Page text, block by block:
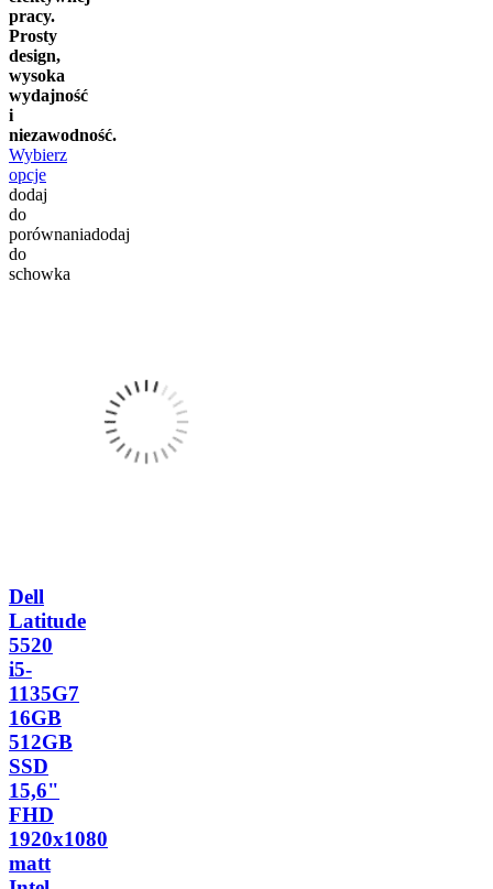
pracy.
Prosty
design,
wysoka
wydajność
i
niezawodność.
Wybierz
opcje
dodaj
do
porównaniadodaj
do
schowka
Dell
Latitude
5520
i5-
1135G7
16GB
512GB
SSD
15,6"
FHD
1920x1080
matt